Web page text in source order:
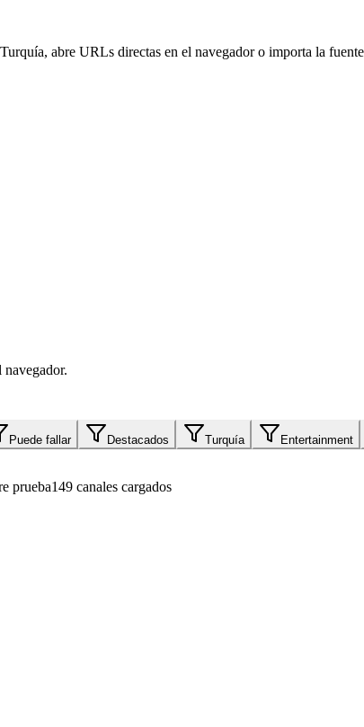
abre URLs directas en el navegador o importa la
Puede fallar Destacados Turquía Entertainment
prueba149 canales cargados